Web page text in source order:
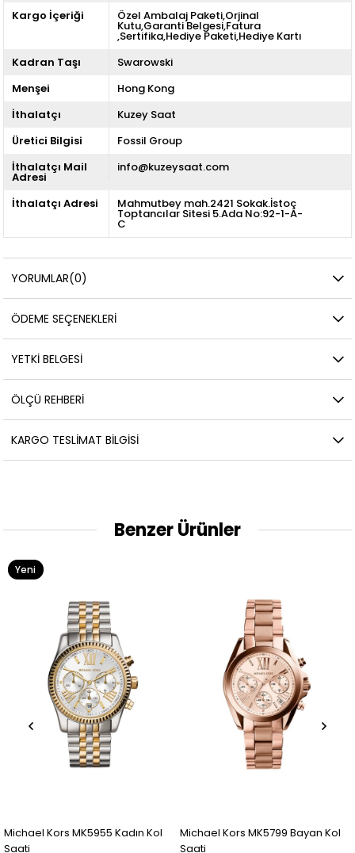
Kargo İçeriği Özel Ambalaj Paketi,Orjinal
Kutu,Garanti Belgesi,Fatura
,Sertifika,Hediye Paketi,Hediye Kartı
Kadran Taşı
Swarowski
Menşei
Hong Kong
İthalatçı
Kuzey Saat
Üretici Bilgisi
Fossil Group
İthalatçı Mail
Adresi
info@kuzeysaat.com
İthalatçı Adresi Mahmutbey mah.2421 Sokak.İstoç
Toptancılar Sitesi 5.Ada No:92-1-A-
C
YORUMLAR(0)
ÖDEME SEÇENEKLERI
YETKİ BELGESİ
ÖLÇÜ REHBERI
KARGO TESLIMAT BILGISI
Benzer Ürünler
Kadın Kol
Michael Kors MK5799 Bayan Kol
Michael Kors